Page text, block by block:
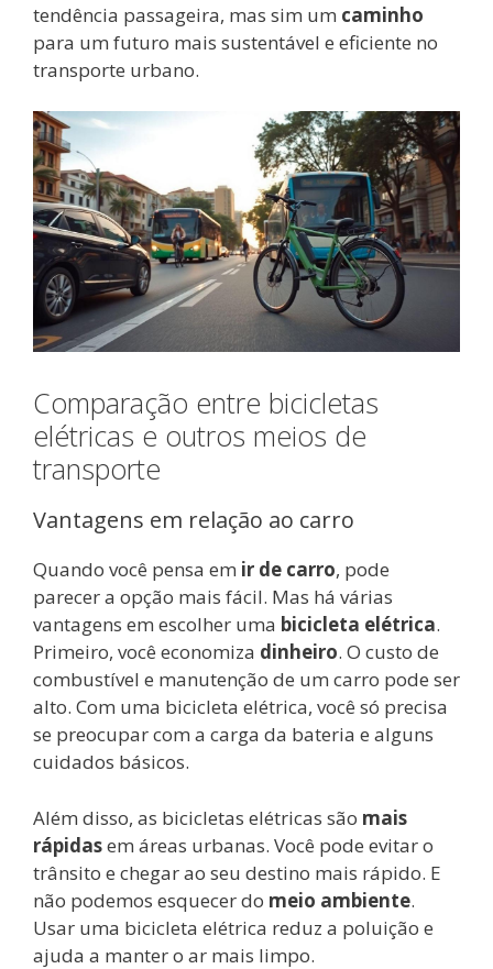
tendência passageira, mas sim um caminho
para um futuro mais sustentável e eficiente no
transporte urbano.
Comparação entre bicicletas
elétricas e outros meios de
transporte
Vantagens em relação ao carro
Quando você pensa em ir de carro, pode
parecer a opção mais fácil. Mas há várias
vantagens em escolher uma bicicleta elétrica.
Primeiro, você economiza dinheiro. O custo de
combustível e manutenção de um carro pode ser
alto. Com uma bicicleta elétrica, você só precisa
se preocupar com a carga da bateria e alguns
cuidados básicos.
Além disso, as bicicletas elétricas são mais
rápidasem áreas urbanas. Você pode evitar o
trânsito e chegar ao seu destino mais rápido. E
não podemos esquecer do meio ambiente.
Usar uma bicicleta elétrica reduz a poluição e
ajuda a manter o ar mais limpo.